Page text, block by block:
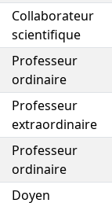
Collaborateur
scientifique
Professeur
ordinaire
Professeur
extraordinaire
Professeur
ordinaire
Doyen